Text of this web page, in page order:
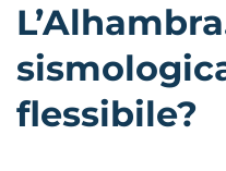
flessibile?